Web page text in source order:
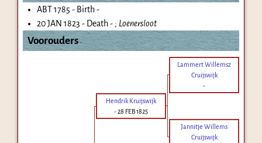
ABT 1785 - Birth -
20 JAN 1823 - Death - ; Loenersloot
Voorouders
Lammert Willemsz
Cruijswijk
-
Hendrik Kruijswijk
-28 FEB 1825
Jannitje Willems
Cruijswijk